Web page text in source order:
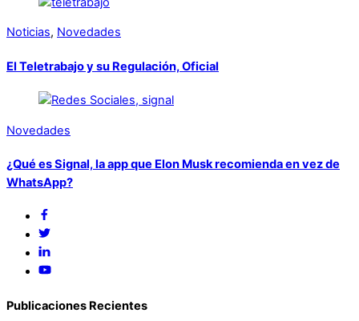
Noticias, Novedades
El Teletrabajo y su Regulación, Oficial
Novedades
¿Qué es Signal, la app que Elon Musk recomienda en vez de
WhatsApp?
Publicaciones Recientes